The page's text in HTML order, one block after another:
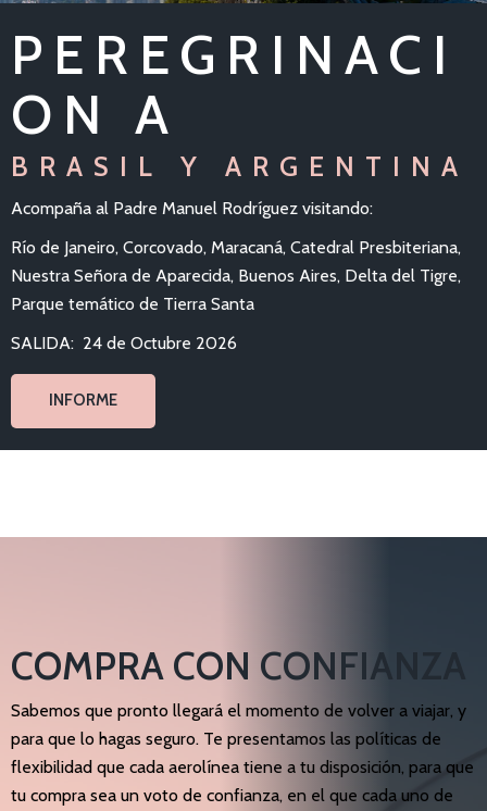
PEREGRINACI
ON A
BRASIL Y ARGENTINA
Acompaña al Padre Manuel Rodríguez visitando:
Río de Janeiro, Corcovado, Maracaná, Catedral Presbiteriana,
Nuestra Señora de Aparecida, Buenos Aires, Delta del Tigre,
Parque temático de Tierra Santa
SALIDA: 24 de Octubre 2026
INFORME
COMPRA CON CONFIANZA
Sabemos que pronto llegará el momento de volver a viajar, y
para que lo hagas seguro. Te presentamos las políticas de
flexibilidad que cada aerolínea tiene a tu disposición, para que
tu compra sea un voto de confianza, en el que cada uno de